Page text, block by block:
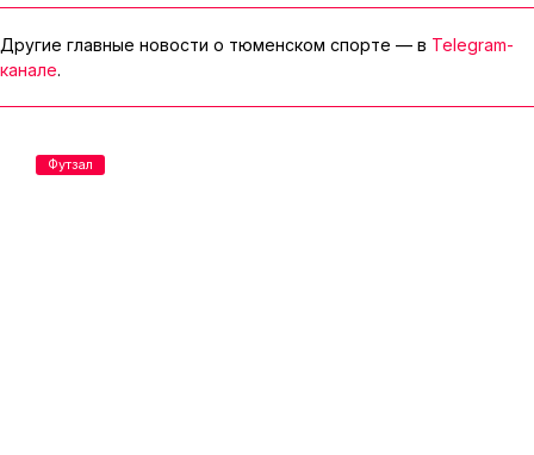
Другие главные новости о тюменском спорте — в Telegram-
канале.
Футзал